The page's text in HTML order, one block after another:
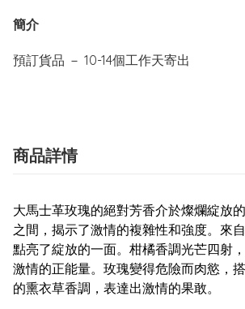
簡介
預訂貨品 － 10-14個工作天寄出
商品詳情
大馬士革玫瑰的絕對芳香介於燦爛綻放
之間，揭示了激情的複雜性和強度。來
點亮了綻放的一面。柑橘香調光芒四射
激情的正能量。玫瑰變得危險而肉慾，
的熏衣草香調，表達出激情的果敢。